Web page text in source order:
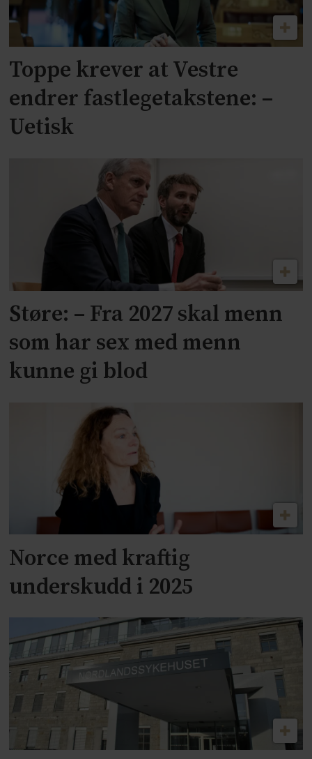
Toppe krever at Vestre
endrer fastlegetakstene: –
Uetisk
Støre: – Fra 2027 skal menn
som har sex med menn
kunne gi blod
Norce med kraftig
underskudd i 2025